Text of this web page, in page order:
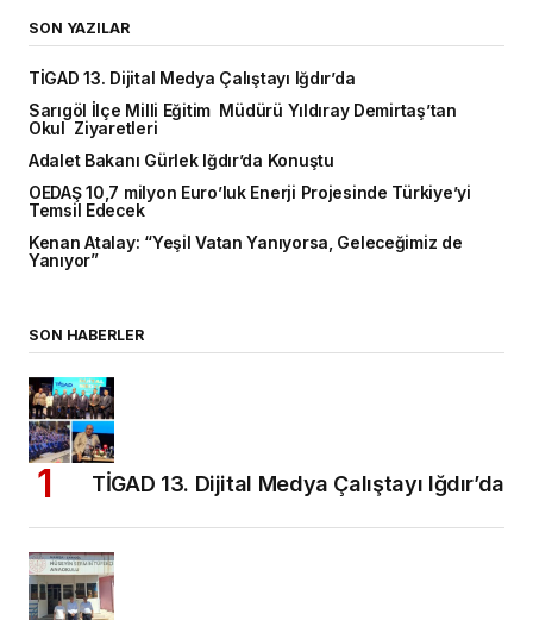
SON YAZILAR
TİGAD 13. Dijital Medya Çalıştayı Iğdır’da
Sarıgöl İlçe Milli Eğitim Müdürü Yıldıray Demirtaş’tan
Okul Ziyaretleri
Adalet Bakanı Gürlek Iğdır’da Konuştu
OEDAŞ 10,7 milyon Euro’luk Enerji Projesinde Türkiye’yi
Temsil Edecek
Kenan Atalay: “Yeşil Vatan Yanıyorsa, Geleceğimiz de
Yanıyor”
SON HABERLER
TİGAD 13. Dijital Medya Çalıştayı Iğdır’da